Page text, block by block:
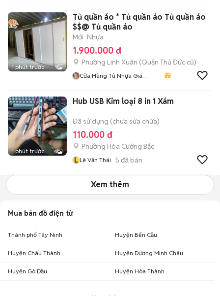
1 phút trước 1
Tủ quần áo * Tủ quần áo Tủ quần áo
$$@ Tủ quần áo
Mới Nhựa
1.900.000 đ
Phường Linh Xuân (Quận Thủ Đức cũ)
Cửa Hàng Tủ Nhựa Giá
1 phút trước 4
Hub USB Kim loại 8 in 1 Xám
Đã sử dụng (chưa sửa chữa)
110.000 đ
Phường Hòa Cường Bắc
L Lê Văn Thái 5 đã bán
Xem thêm
Mua bán đồ điện tử
Thành phố Tây Ninh Huyện Bến Cầu
Huyện Châu Thành Huyện Dương Minh Châu
Huyện Gò Dầu Huyện Hòa Thành